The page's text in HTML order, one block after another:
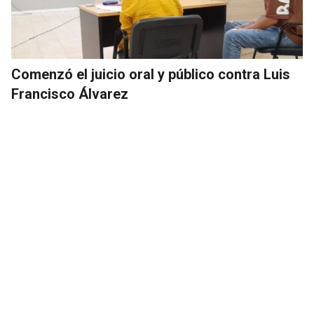
Comenzó el juicio oral y público contra Luis
Francisco Álvarez